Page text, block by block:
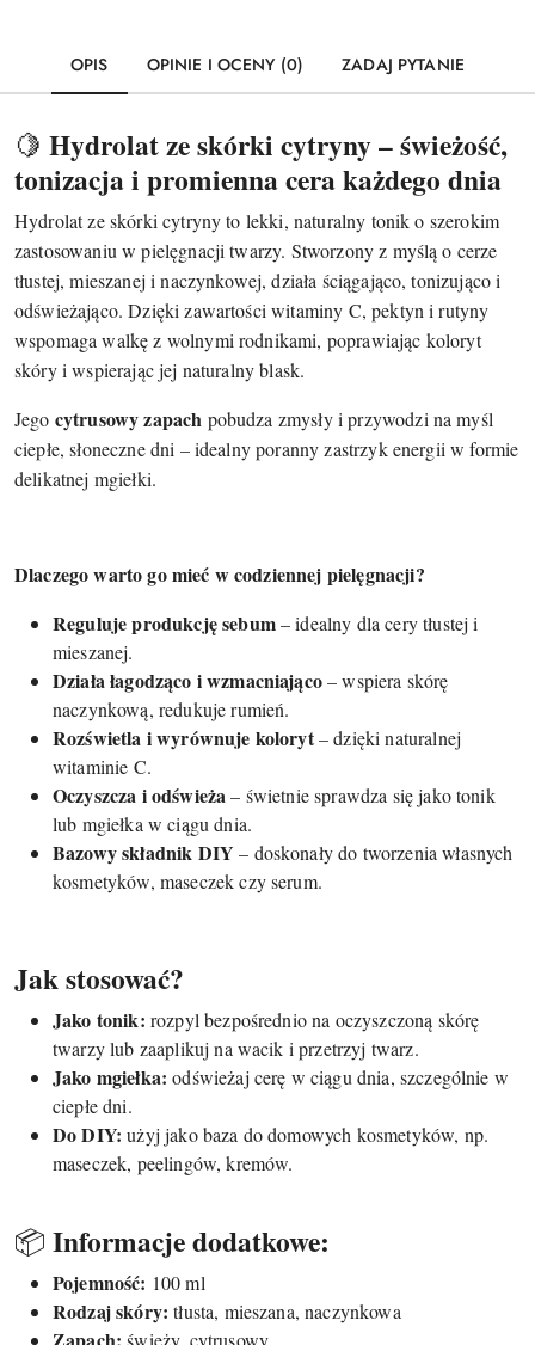
OPIS OPINIE I OCENY (0) ZADAJ PYTANIE
🍋 Hydrolat ze skórki cytryny – świeżość,
tonizacja i promienna cera każdego dnia
Hydrolat ze skórki cytryny to lekki, naturalny tonik o szerokim
zastosowaniu w pielęgnacji twarzy. Stworzony z myślą o cerze
tłustej, mieszanej i naczynkowej, działa ściągająco, tonizująco i
odświeżająco. Dzięki zawartości witaminy C, pektyn i rutyny
wspomaga walkę z wolnymi rodnikami, poprawiając koloryt
skóry i wspierając jej naturalny blask.
Jego cytrusowy zapach pobudza zmysły i przywodzi na myśl
ciepłe, słoneczne dni – idealny poranny zastrzyk energii w formie
delikatnej mgiełki.
Dlaczego warto go mieć w codziennej pielęgnacji?
Reguluje produkcję sebum– idealny dla cery tłustej i
mieszanej.
Działa łagodząco i wzmacniająco– wspiera skórę
naczynkową, redukuje rumień.
Rozświetla i wyrównuje koloryt– dzięki naturalnej
witaminie C.
Oczyszcza i odświeża– świetnie sprawdza się jako tonik
lub mgiełka w ciągu dnia.
Bazowy składnik DIY – doskonały do tworzenia własnych
kosmetyków, maseczek czy serum.
Jak stosować?
Jako tonik: rozpyl bezpośrednio na oczyszczoną skórę
twarzy lub zaaplikuj na wacik i przetrzyj twarz.
Jako mgiełka: odświeżaj cerę w ciągu dnia, szczególnie w
ciepłe dni.
Do DIY: użyj jako baza do domowych kosmetyków, np.
maseczek, peelingów, kremów.
📦 Informacje dodatkowe:
Pojemność: 100 ml
Rodzaj skóry: tłusta, mieszana, naczynkowa
świeży, cytrusowy